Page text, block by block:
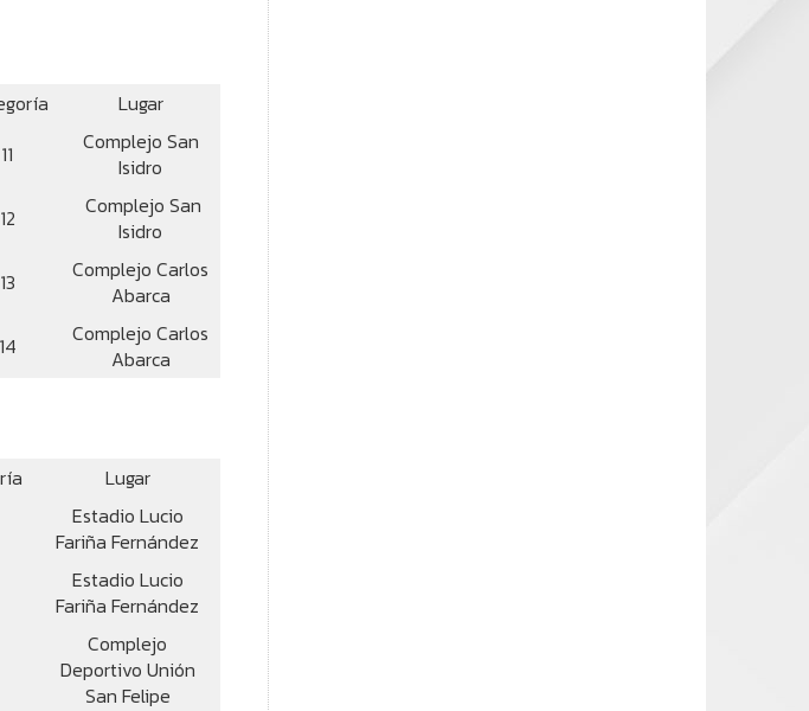
Lugar
11
Complejo San
Isidro
12
Complejo San
Isidro
13
Complejo Carlos
Abarca
14
Complejo Carlos
Abarca
Lugar
Estadio Lucio
Fariña Fernández
Estadio Lucio
Fariña Fernández
Complejo
Deportivo Unión
San Felipe